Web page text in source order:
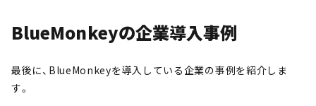
BlueMonkeyの企業導入事例
最後に、BlueMonkeyを導入している企業の事例を紹介しま
す。